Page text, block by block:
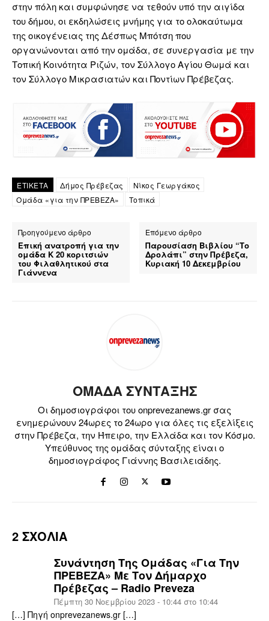
στην πόλη και συμφώνησε να τεθούν υπό την αιγίδα
του δήμου, οι εκδηλώσεις μνήμης για το ολοκαύτωμα
της οικογένειας της Δέσπως Μπότση που
οργανώνονται από την ομάδα, σε συνεργασία με την
Τοπική Κοινότητα Ριζών, τον Σύλλογο Αγίου Θωμά και
τον Σύλλογο Μικρασιατών και Ποντίων Πρέβεζας.
ΕΤΙΚΕΤΑ Δήμος Πρέβεζας
Νίκος Γεωργάκος
Ομάδα «για την ΠΡΕΒΕΖΑ»
Τοπικά
Προηγούμενο άρθρο
Επική ανατροπή για την
ομάδα Κ 20 κοριτσιών
του Φιλαθλητικού στα
Γιάννενα
Επόμενο άρθρο
Παρουσίαση Βιβλίου “Το
Δρολάπι” στην Πρέβεζα,
Κυριακή 10 Δεκεμβρίου
ΟΜΑΔΑ ΣΥΝΤΑΞΗΣ
Οι δημοσιογράφοι του onprevezanews.gr σας
ενημερώνουν 24ωρες το 24ωρο για όλες τις εξελίξεις
στην Πρέβεζα, την Ήπειρο, την Ελλάδα και τον Κόσμο.
Υπεύθυνος της ομάδας σύνταξης είναι ο
δημοσιογράφος Γιάννης Βασιλειάδης.
2 ΣΧΟΛΙΑ
Συνάντηση Της Ομάδας «για Την
ΠΡΕΒΕΖΑ» Με Τον Δήμαρχο
Πρέβεζας – Radio Preveza
Πέμπτη 30 Νοεμβρίου 2023 - 10:44 στο 10:44
[…] Πηγή onprevezanews.gr […]